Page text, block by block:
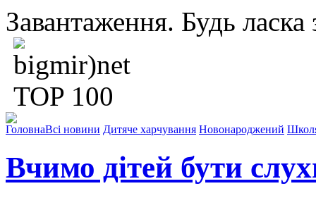
Завантаження. Будь ласка
ГоловнаВсі новини Дитяче харчування Новонароджений
Вчимо дітей бути